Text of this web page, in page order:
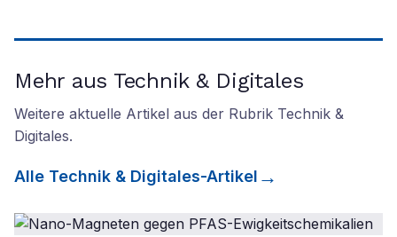
Mehr aus Technik & Digitales
Weitere aktuelle Artikel aus der Rubrik Technik &
Digitales.
Alle Technik & Digitales-Artikel